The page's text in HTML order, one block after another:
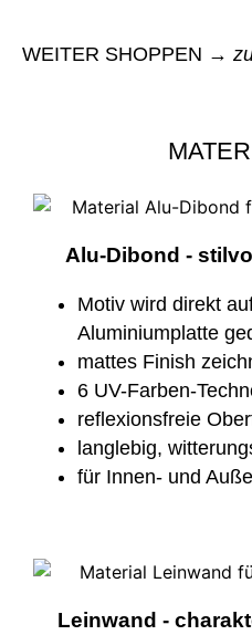
WEITER SHOPPEN →
Alu-Dibond -
Motiv wird direkt
Aluminiumplatte
mattes Finish
6 UV-Farben-
reflexionsfreie
langlebig,
für Innen- und
Leinwand -